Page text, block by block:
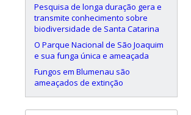
Pesquisa de longa duração gera e
transmite conhecimento sobre
biodiversidade de Santa Catarina
O Parque Nacional de São Joaquim
e sua funga única e ameaçada
Fungos em Blumenau são
ameaçados de extinção